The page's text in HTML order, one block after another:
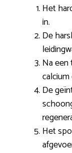
Het
in.
De
Na
De
Het